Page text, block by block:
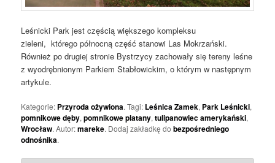
Leśnicki Park jest częścią większego kompleksu
zieleni, którego północną część stanowi Las Mokrzański.
Również po drugiej stronie Bystrzycy zachowały się tereny leśne
z wyodrębnionym Parkiem Stabłowickim, o którym w następnym
artykule.
Kategorie: Przyroda ożywiona. Tagi: Leśnica Zamek, Park Leśnicki,
pomnikowe dęby,pomnikowe platany,tulipanowiec amerykański,
Wrocław. Autor:mareke. Dodaj zakładkę dobezpośredniego
odnośnika.